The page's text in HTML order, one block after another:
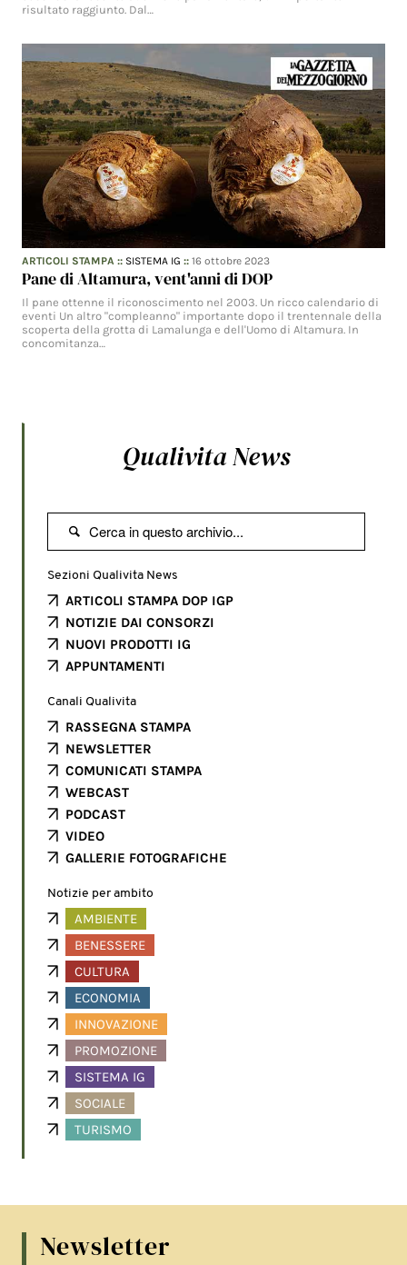
risultato raggiunto. Dal…
ARTICOLI STAMPA :: SISTEMA IG ::16 ottobre 2023
Pane di Altamura, vent'anni di DOP
Il pane ottenne il riconoscimento nel 2003. Un ricco calendario di
eventi Un altro "compleanno" importante dopo il trentennale della
scoperta della grotta di Lamalunga e dell'Uomo di Altamura. In
concomitanza…
Qualivita News

Sezioni Qualivita News
ARTICOLI STAMPA DOP IGP
NOTIZIE DAI CONSORZI
NUOVI PRODOTTI IG
APPUNTAMENTI
Canali Qualivita
RASSEGNA STAMPA
NEWSLETTER
COMUNICATI STAMPA
WEBCAST
PODCAST
VIDEO
GALLERIE FOTOGRAFICHE
Notizie per ambito
AMBIENTE
BENESSERE
CULTURA
ECONOMIA
INNOVAZIONE
PROMOZIONE
SISTEMA IG
SOCIALE
TURISMO
Newsletter